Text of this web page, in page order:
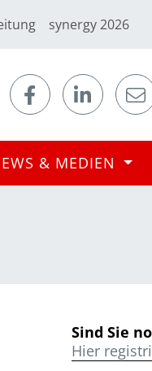
synergy 2026
& MEDIEN
Sind Sie
Hier